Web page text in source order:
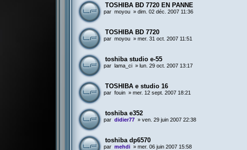
TOSHIBA BD 7720 EN PANNE
par moyou »dim. 02 déc. 2007 11:36
TOSHIBA BD 7720
par moyou »mer. 31 oct. 2007 11:51
toshiba studio e-55
par lama_ci » lun. 29 oct. 2007 13:17
TOSHIBA e studio 16
par fouin »mer. 12 sept. 2007 18:21
toshiba e352
par didier77 »ven. 29 juin 2007 22:38
toshiba dp6570
par mehdi »mer. 06 juin 2007 15:58